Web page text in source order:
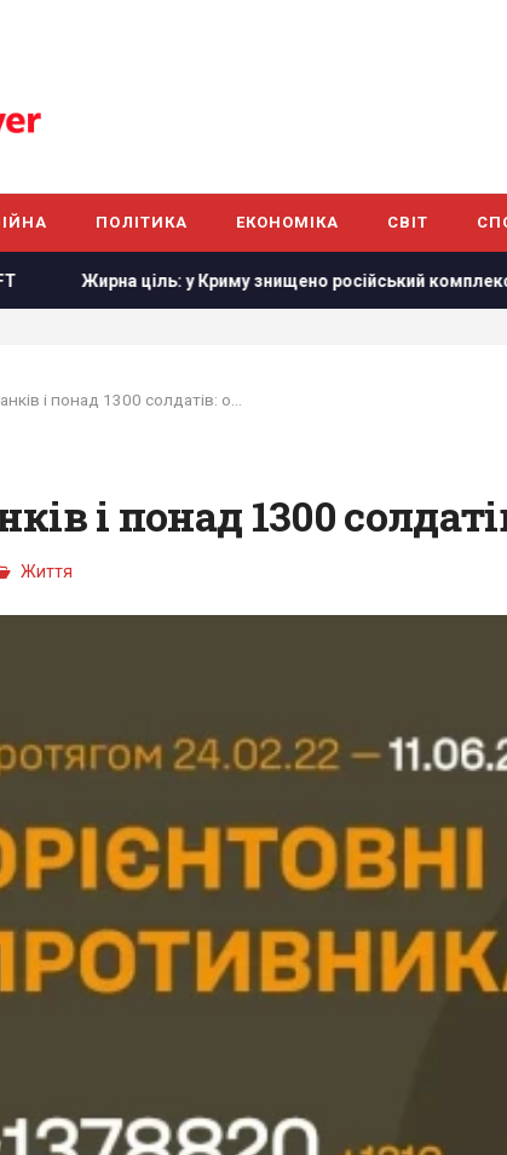
ПОЛІТИКА ЕКОНОМІКА СВІТ
у Криму знищено російський комплекс за $15 млн (відео)
і понад 1300
Життя